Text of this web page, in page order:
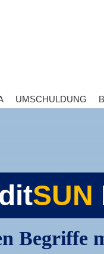
UMSCHULDUNG
SUN
Begriffe